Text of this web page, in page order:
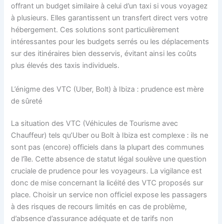
offrant un budget similaire à celui d’un taxi si vous voyagez
à plusieurs. Elles garantissent un transfert direct vers votre
hébergement. Ces solutions sont particulièrement
intéressantes pour les budgets serrés ou les déplacements
sur des itinéraires bien desservis, évitant ainsi les coûts
plus élevés des taxis individuels.
L’énigme des VTC (Uber, Bolt) à Ibiza : prudence est mère
de sûreté
La situation des VTC (Véhicules de Tourisme avec
Chauffeur) tels qu’Uber ou Bolt à Ibiza est complexe : ils ne
sont pas (encore) officiels dans la plupart des communes
de l’île. Cette absence de statut légal soulève une question
cruciale de prudence pour les voyageurs. La vigilance est
donc de mise concernant la licéité des VTC proposés sur
place. Choisir un service non officiel expose les passagers
à des risques de recours limités en cas de problème,
d’absence d’assurance adéquate et de tarifs non